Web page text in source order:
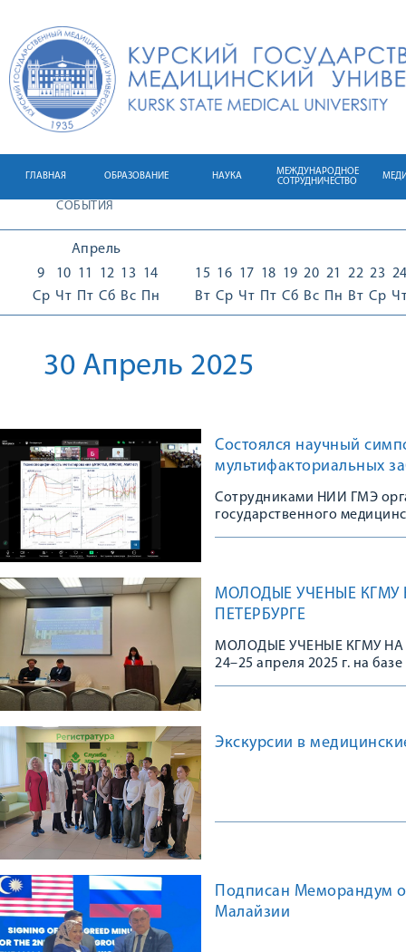
ГЛАВНАЯ ОБРАЗОВАНИЕ НАУКА
МЕЖДУНАРОДНОЕ
СОТРУДНИЧЕСТВО
СОБЫТИЯ
Апрель
9
Ср
10
Чт
11
Пт
12
Сб
13
Вс
14
Пн
15
Вт
16
Ср
17
Чт
18
Пт
19
Сб
20
Вс
21
Пн
22
Вт
23
Ср
30 Апрель 2025
Состоялся научный
мультифакториальных
Сотрудниками НИИ ГМЭ
государственного
МОЛОДЫЕ УЧЕНЫЕ КГМУ
ПЕТЕРБУРГЕ
МОЛОДЫЕ УЧЕНЫЕ КГМУ НА
24–25 апреля 2025 г. на
испытаний медицинских
Экскурсии в
Подписан Меморандум о
Малайзии